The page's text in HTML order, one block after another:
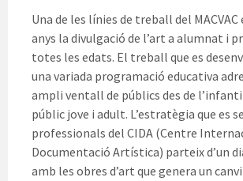
Una de les línies de treball del MACVAC
anys la divulgació de l’art a alumnat i
totes les edats. El treball que es
una variada programació educativa
ampli ventall de públics des de
públic jove i adult. L’estratègia que es
professionals del CIDA (Centre
Documentació Artística) parteix d’un
amb les obres d’art que genera un